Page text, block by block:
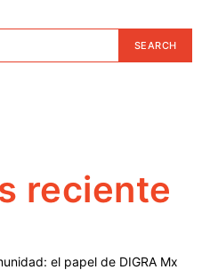
SEARCH
reciente
el papel de DIGRA Mx